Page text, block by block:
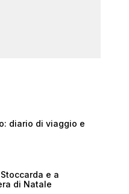
diario di viaggio e
e a
di Natale